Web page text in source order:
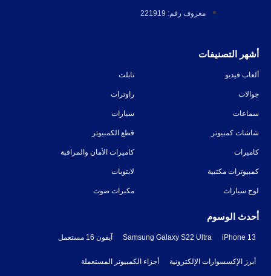
معروف رقم: 221919
أشهر التصنيفات
ألعاب فيديو تابلت
جوالات راوترات
سماعات سيارات
شاشات كمبيوتر قطع الكمبيوتر
كاميرات كاميرات الأمان والمراقبة
كمبيوترات مكتبية لابتوبات
لوح سيارات مكبرات صوت
أحدث الوسوم
iPhone 13
Samsung Galaxy S22 Ultra آيفون 16 مستعمل
أبرز الإكسسوارات الإلكترونية أجزاء الكمبيوتر المستعملة